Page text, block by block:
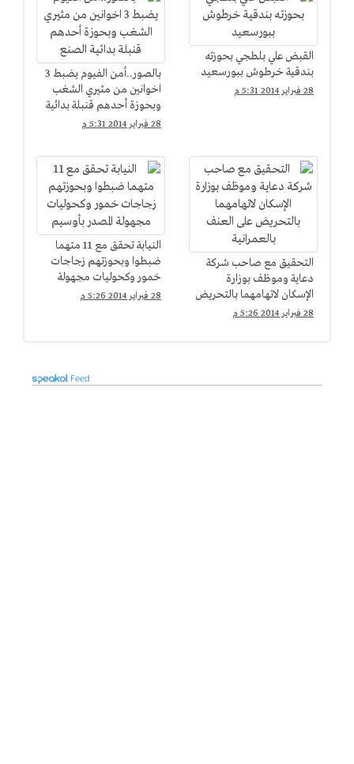
القبض علي بلطجي بحوزته
بندقية خرطوش ببورسعيد
28 فبراير 2014 5:31 م
بالصور..أمن الفيوم يضبط 3
اخوانين من مثيري الشغب
وبحوزة أحدهم قنبلة بدائية
الصنع
28 فبراير 2014 5:31 م
التحقيق مع صاحب شركة
دعاية وموظف بوزارة
الإسكان لاتهامهما بالتحريض
على العنف بالعمرانية
28 فبراير 2014 5:26 م
النيابة تحقق مع 11 متهما
ضبطوا وبحوزتهم زجاجات
خمور وكحوليات مجهولة
المصدر بأوسيم
28 فبراير 2014 5:26 م